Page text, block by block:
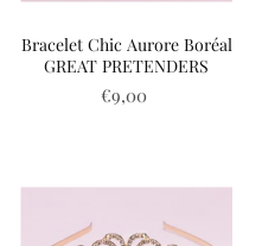
Bracelet Chic Aurore Boréal
GREAT PRETENDERS
€9,00